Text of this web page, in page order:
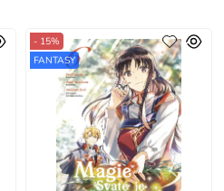
- 15%
FANTASY